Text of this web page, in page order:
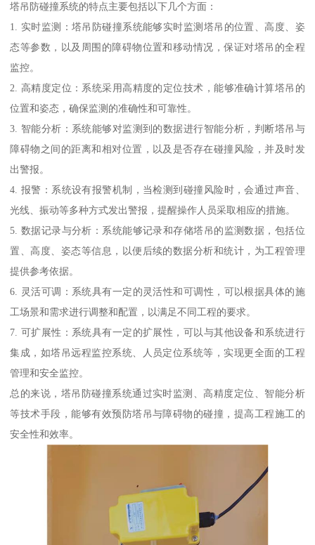
塔吊防碰撞系统的特点主要包括以下几个方面：
1. 实时监测：塔吊防碰撞系统能够实时监测塔吊的位置、高度、姿
态等参数，以及周围的障碍物位置和移动情况，保证对塔吊的全程
监控。
2. 高精度定位：系统采用高精度的定位技术，能够准确计算塔吊的
位置和姿态，确保监测的准确性和可靠性。
3. 智能分析：系统能够对监测到的数据进行智能分析，判断塔吊与
障碍物之间的距离和相对位置，以及是否存在碰撞风险，并及时发
出警报。
4. 报警：系统设有报警机制，当检测到碰撞风险时，会通过声音、
光线、振动等多种方式发出警报，提醒操作人员采取相应的措施。
5. 数据记录与分析：系统能够记录和存储塔吊的监测数据，包括位
置、高度、姿态等信息，以便后续的数据分析和统计，为工程管理
提供参考依据。
6. 灵活可调：系统具有一定的灵活性和可调性，可以根据具体的施
工场景和需求进行调整和配置，以满足不同工程的要求。
7. 可扩展性：系统具有一定的扩展性，可以与其他设备和系统进行
集成，如塔吊远程监控系统、人员定位系统等，实现更全面的工程
管理和安全监控。
总的来说，塔吊防碰撞系统通过实时监测、高精度定位、智能分析
等技术手段，能够有效预防塔吊与障碍物的碰撞，提高工程施工的
安全性和效率。